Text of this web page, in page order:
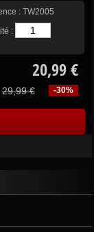
: TW2005
:
20,99 €
-30%
29,99 €